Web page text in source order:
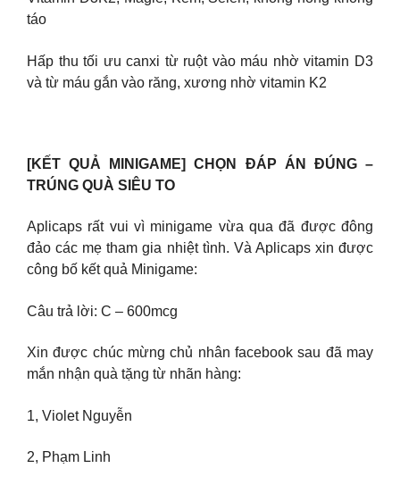
táo
Hấp thu tối ưu canxi từ ruột vào máu nhờ vitamin D3
và từ máu gắn vào răng, xương nhờ vitamin K2
[KẾT QUẢ MINIGAME] CHỌN ĐÁP ÁN ĐÚNG –
TRÚNG QUÀ SIÊU TO
Aplicaps rất vui vì minigame vừa qua đã được đông
đảo các mẹ tham gia nhiệt tình. Và Aplicaps xin được
công bố kết quả Minigame:
Câu trả lời: C – 600mcg
Xin được chúc mừng chủ nhân facebook sau đã may
mắn nhận quà tặng từ nhãn hàng:
1, Violet Nguyễn
2, Phạm Linh